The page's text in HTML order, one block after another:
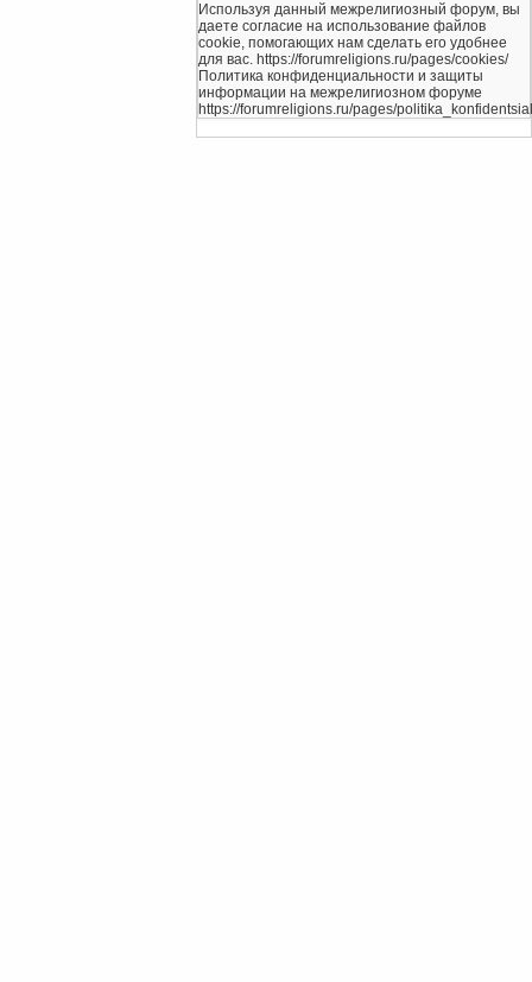
Используя данный межрелигиозный форум, вы
даете согласие на использование файлов
cookie, помогающих нам сделать его удобнее
для вас. https://forumreligions.ru/pages/cookies/
Политика конфиденциальности и защиты
информации на межрелигиозном форуме
https://forumreligions.ru/pages/